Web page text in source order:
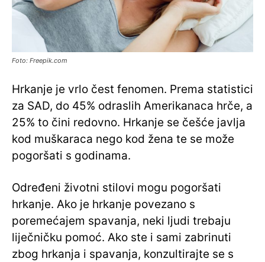
Foto: Freepik.com
Hrkanje je vrlo čest fenomen. Prema statistici
za SAD, do 45% odraslih Amerikanaca hrče, a
25% to čini redovno. Hrkanje se češće javlja
kod muškaraca nego kod žena te se može
pogoršati s godinama.
Određeni životni stilovi mogu pogoršati
hrkanje. Ako je hrkanje povezano s
poremećajem spavanja, neki ljudi trebaju
liječničku pomoć. Ako ste i sami zabrinuti
zbog hrkanja i spavanja, konzultirajte se s